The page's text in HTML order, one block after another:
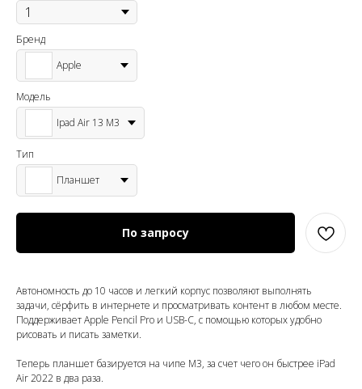
Бренд
Apple
Модель
Ipad Air 13 M3
Тип
Планшет
По запросу
Автономность до 10 часов и легкий корпус позволяют выполнять
задачи, сёрфить в интернете и просматривать контент в любом месте.
Поддерживает Apple Pencil Pro и USB-C, с помощью которых удобно
рисовать и писать заметки.
Теперь планшет базируется на чипе М3, за счет чего он быстрее iPad
Air 2022 в два раза.